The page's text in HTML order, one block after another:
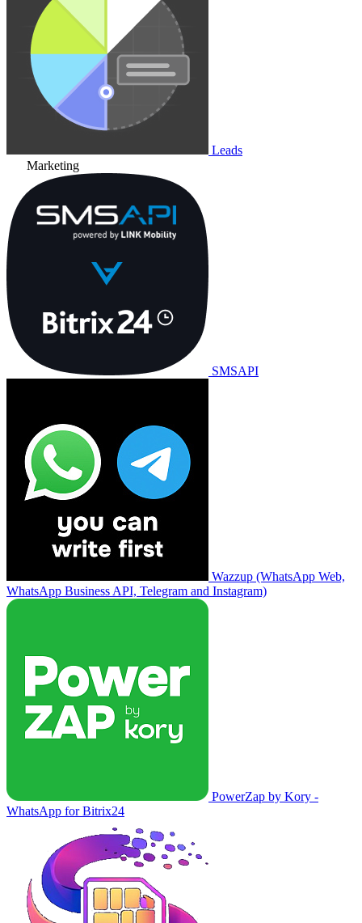
Leads
Marketing
SMSAPI
Wazzup (WhatsApp Web,
WhatsApp Business API, Telegram and Instagram)
PowerZap by Kory -
WhatsApp for Bitrix24